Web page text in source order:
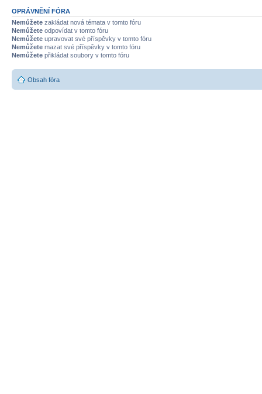
OPRÁVNĚNÍ FÓRA
Nemůžete zakládat nová témata v tomto fóru
Nemůžete odpovídat v tomto fóru
Nemůžete upravovat své příspěvky v tomto fóru
Nemůžete mazat své příspěvky v tomto fóru
Nemůžete přikládat soubory v tomto fóru
Obsah fóra